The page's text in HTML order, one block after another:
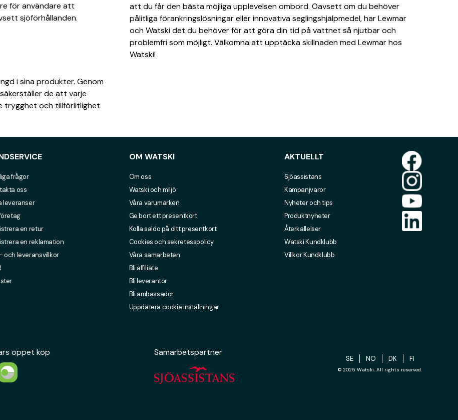
för användare att
sjöförhållanden.
i sina produkter. Genom
de att varje
trygghet och tillförlitlighet
att du får den bästa möjliga upplevelsen ombord. Oavsett om du behöver
pålitliga förankringslösningar eller innovativa seglingshjälpmedel, har Lewmar
och Watski det du behöver för att göra din tid på vattnet så njutbar och
problemfri som möjligt. Välkomna att upptäcka skillnaden med Lewmar hos
Watski!
frågor
oss
leveranser
en retur
en reklamation
och leveransvillkor
OM WATSKI
Om oss
Watski och miljö
Våra varumärken
Ge bort ett presentkort
Kolla saldo på ditt presentkort
Cookies och sekretesspolicy
Våra samarbeten
Bli affiliate
Bli leverantör
Bli ambassadör
Uppdatera cookie inställningar
AKTUELLT
Sjöassistans
Kampanjvaror
Nyheter och tips
Produktnyheter
Återkallelser
Watski Kundklubb
Villkor Kundklubb
öppet köp Samarbetspartner
SE NO DK FI
© 2025 Watski. All rights reserved.